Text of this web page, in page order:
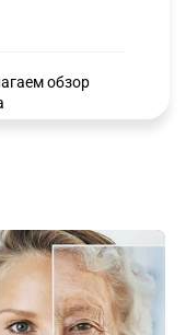
обзор
Халық
своей